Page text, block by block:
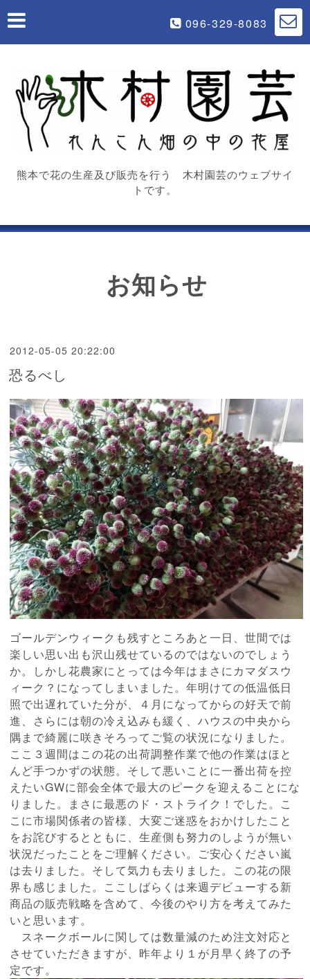
096-329-8083
熊本で花の生産及び販売を行う 木村園芸のウェブサイ
トです。
お知らせ
2012-05-05 20:22:00
恐るべし
ゴールデンウィークも残すところあと一日、世間では
楽しい思い出も沢山残せているのではないのでしょう
か。しかし花農家にとっては今年はまさにカマダスウ
ィーク？になってしまいました。年明けての低温低日
照で出遅れていた分が、４月になってからの好天で前
進、さらには朝の冷え込みも緩く、ハウスの中央から
隅まで綺麗に咲きそろってご覧の状況になりました。
ここ３週間はこの花の出荷調整作業で他の作業はほと
んど手つかずの状態。そして悪いことに一番出荷を控
えたいGWに部会全体で最大のピークを迎えることにな
りました。まさに最悪のド・ストライク！でした。こ
こに市場関係者の皆様、大変ご迷惑をおかけしたこと
をお詫びするとともに、生産側も努力のしようが無い
状況だったことをご理解ください。ご安心ください嵐
は去りました。そして気力も去りました。この花の限
界も感じました。ここしばらくは来週デビューする新
商品の販売戦略を含めて、今後のやり方を考えてみた
いと思います。
スネークボールに関しては数量減のため注文対応と
させていただきますが、昨年より１が月早く終了の予
定です。